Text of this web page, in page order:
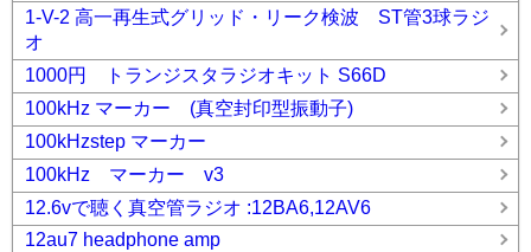
1-V-2 高一再生式グリッド・リーク検波 ST管3球ラジ
オ
1000円 トランジスタラジオキット S66D
100kHz マーカー (真空封印型振動子)
100kHzstep マーカー
100kHz マーカー v3
12.6vで聴く真空管ラジオ :12BA6,12AV6
12au7 headphone amp